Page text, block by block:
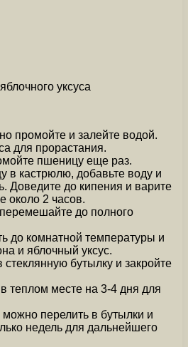
уксуса
промойте и залейте водой.
для прорастания.
пшеницу еще раз.
в кастрюлю, добавьте воду и
Доведите до кипения и варите
около 2 часов.
до полного
до комнатной температуры и
и яблочный уксус.
стеклянную бутылку и закройте
теплом месте на 3-4 дня для
можно перелить в бутылки и
недель для дальнейшего